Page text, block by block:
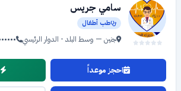
سامي جريس
طب أطفال
جنين — وسط البلد - الدوار الرئيسي
احجز موعداً